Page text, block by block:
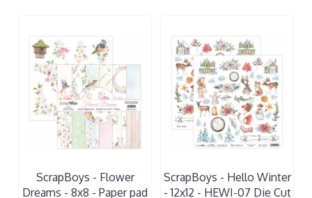
ScrapBoys - Flower
Dreams - 8x8 - Paper pad
ScrapBoys - Hello Winter
- 12x12 - HEWI-07 Die Cut